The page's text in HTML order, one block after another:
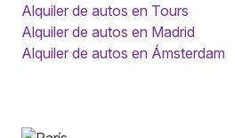
Alquiler de autos en Tours
Alquiler de autos en Madrid
Alquiler de autos en Ámsterdam